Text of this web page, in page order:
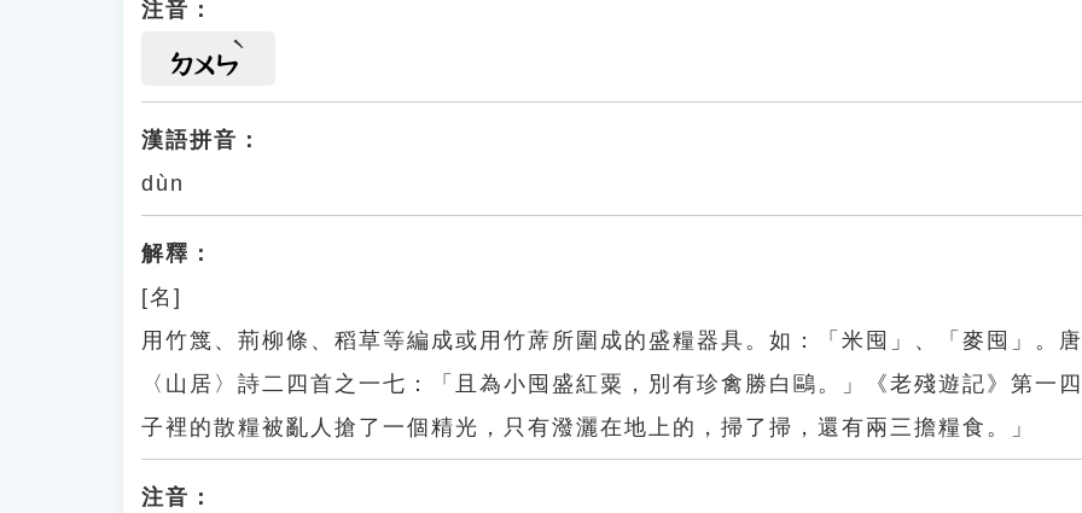
注音：
ㄉㄨㄣ
漢語拼音：
dùn
解釋：
[名]
用竹篾、荊柳條、稻草等編成或用竹蓆所圍成的盛糧器具。如：「米囤」、「麥囤」。
〈山居〉詩二四首之一七：「且為小囤盛紅粟，別有珍禽勝白鷗。」《老殘遊記》第一
子裡的散糧被亂人搶了一個精光，只有潑灑在地上的，掃了掃，還有兩三擔糧食。」
注音：